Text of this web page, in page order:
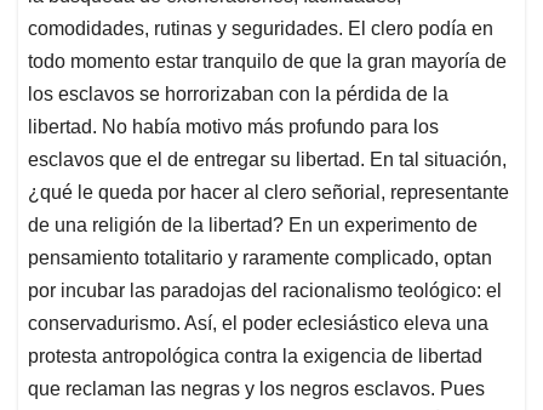
comodidades, rutinas y seguridades. El clero podía en
todo momento estar tranquilo de que la gran mayoría de
los esclavos se horrorizaban con la pérdida de la
libertad. No había motivo más profundo para los
esclavos que el de entregar su libertad. En tal situación,
¿qué le queda por hacer al clero señorial, representante
de una religión de la libertad? En un experimento de
pensamiento totalitario y raramente complicado, optan
por incubar las paradojas del racionalismo teológico: el
conservadurismo. Así, el poder eclesiástico eleva una
protesta antropológica contra la exigencia de libertad
que reclaman las negras y los negros esclavos. Pues